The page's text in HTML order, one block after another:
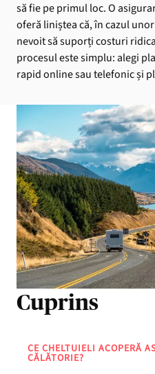
să fie pe primul loc. O
oferă liniștea că, în cazul
nevoit să suporți costuri
procesul este simplu: alegi
rapid online sau telefonic și
Cuprins
CE CHELTUIELI ACOPERĂ
CĂLĂTORIE?